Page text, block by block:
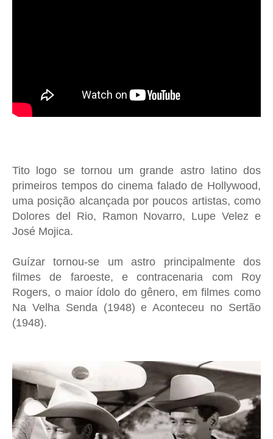
Tito logo se tornou um grande astro latino dos
primeiros tempos do cinema falado de Hollywood,
uma posição alcançada por poucos artistas, como
Dolores del Rio, Ramon Novarro, Lupe Velez e
José Mojica.
Guízar tornou-se um astro principalmente dos
filmes de faroeste, e contracenaria com Roy
Rogers, o maior ídolo do gênero, em filmes como
Na Velha Senda (1948) e Aconteceu no Sertão
(1948).